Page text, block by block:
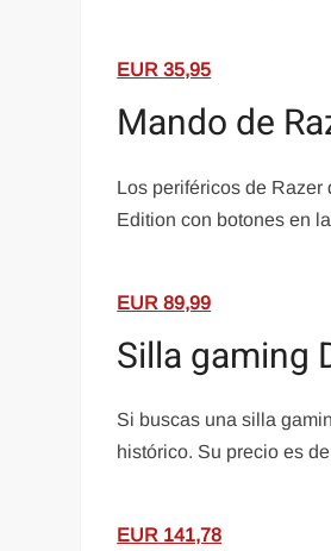
EUR 35,95
Mando de
Los periféricos de Razer
Edition con botones en
EUR 89,99
Silla gaming
Si buscas una silla
histórico. Su precio es
EUR 141,78